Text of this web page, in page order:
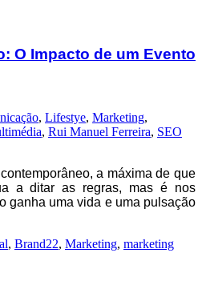
O Impacto de um Evento
, Lifestye, Marketing,
, Rui Manuel Ferreira, SEO
a máxima de que
a ditar as regras, mas é nos
ganha uma vida e uma pulsação
, Brand22, Marketing, marketing